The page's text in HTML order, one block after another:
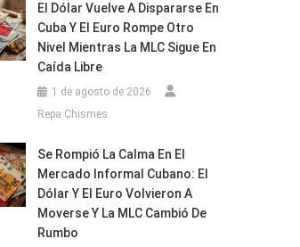
El Dólar Vuelve A Dispararse En
Cuba Y El Euro Rompe Otro
Nivel Mientras La MLC Sigue En
Caída Libre
1 de agosto de 2026
Repa Chismes
Se Rompió La Calma En El
Mercado Informal Cubano: El
Dólar Y El Euro Volvieron A
Moverse Y La MLC Cambió De
Rumbo